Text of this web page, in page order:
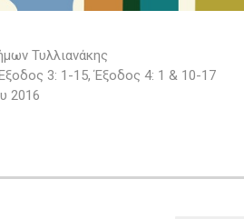
Τυλλιανάκης
3: 1-15, Έξοδος 4: 1 & 10-17
2016